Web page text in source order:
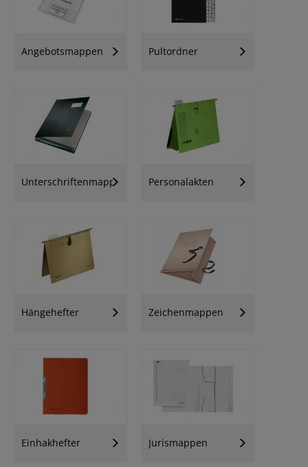
Angebotsmappen Pultordner
Unterschriftenmappen Personalakten
Hängehefter Zeichenmappen
Einhakhefter Jurismappen